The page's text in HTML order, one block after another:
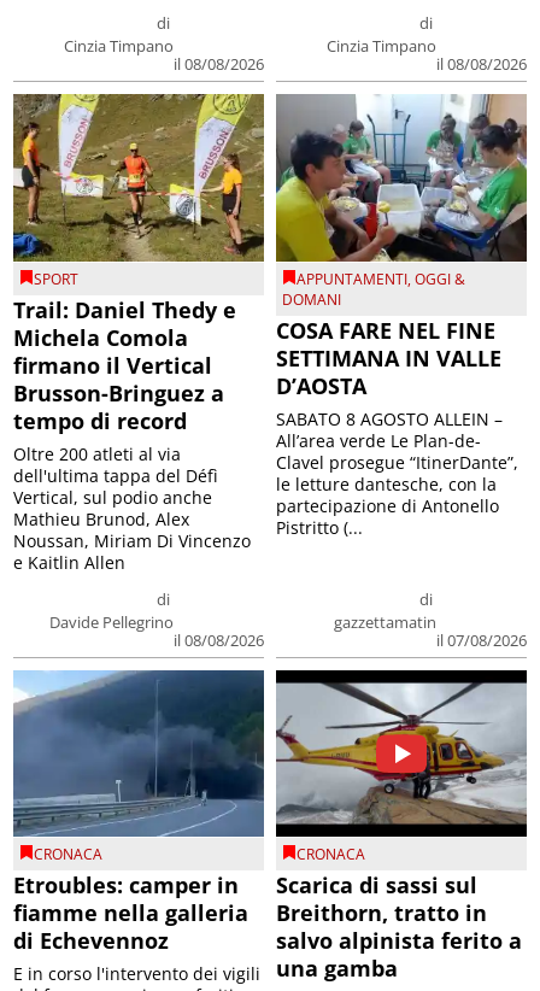
di
Cinzia Timpano
il 08/08/2026
di
Cinzia Timpano
il 08/08/2026
SPORT
Trail: Daniel Thedy e
Michela Comola
firmano il Vertical
Brusson-Bringuez a
tempo di record
di
Davide Pellegrino
il 08/08/2026
Oltre 200 atleti al via
dell'ultima tappa del Défì
Vertical, sul podio anche
Mathieu Brunod, Alex
Noussan, Miriam Di Vincenzo
e Kaitlin Allen
APPUNTAMENTI,OGGI &
DOMANI
COSA FARE NEL FINE
SETTIMANA IN VALLE
D’AOSTA
di
gazzettamatin
il 07/08/2026
SABATO 8 AGOSTO ALLEIN –
All’area verde Le Plan-de-
Clavel prosegue “ItinerDante”,
le letture dantesche, con la
partecipazione di Antonello
Pistritto (...
CRONACA
Etroubles: camper in
fiamme nella galleria
di Echevennoz
E in corso l'intervento dei vigili
CRONACA
Scarica di sassi sul
Breithorn, tratto in
salvo alpinista ferito a
una gamba